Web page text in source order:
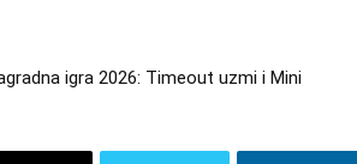
igra 2026: Timeout uzmi i Mini
igra 2026: Kupi bilo što i osvoji putovanje